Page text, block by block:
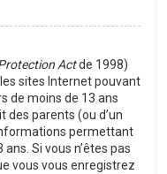
Actde 1998)
sites Internet pouvant
de moins de 13 ans
parents (ou d’un
permettant
Si vous n’êtes pas
vous vous enregistrez